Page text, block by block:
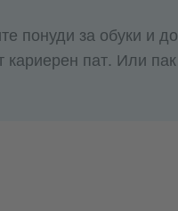
понуди за обуки и
кариерен пат. Или